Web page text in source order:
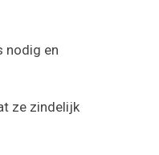
nodig en
ze zindelijk